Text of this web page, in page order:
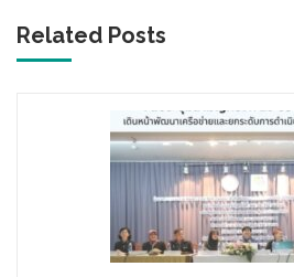
Related Posts